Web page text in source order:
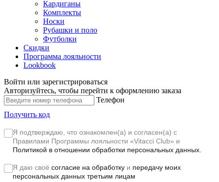
Кардиганы
Комплекты
Носки
Рубашки и поло
Футболки
Скидки
Программа лояльности
Lookbook
Войти или зарегистрироваться
Авторизуйтесь, чтобы перейти к оформлению заказа
Телефон
Получить код
Я подтверждаю, что ознакомлен(а) и согласен(а) с
Правилами Программы лояльности «Vitacci Club» и
Политикой в отношении обработки персональных данных.
Я даю своё согласие на обработку и передачу моих
персональных данных третьим лицам